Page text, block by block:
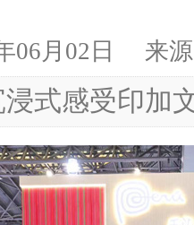
06月02日 来源
式感受印加